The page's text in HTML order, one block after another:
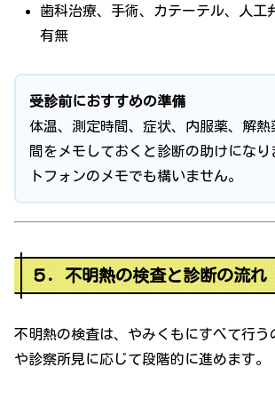
歯科治療、手術、カテーテル、人工
有無
受診前におすすめの準備
体温、測定時間、症状、内服薬、解熱
間をメモしておくと診断の助けになり
トフォンのメモでも構いません。
５．不明熱の検査と診断の流れ
不明熱の検査は、やみくもにすべて行う
や診察所見に応じて段階的に進めます。